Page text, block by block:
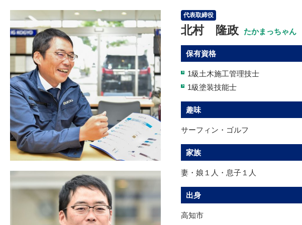
代表取締役
北村 隆政 たかまっちゃん
保有資格
1級土木施工管理技士
1級塗装技能士
趣味
サーフィン・ゴルフ
家族
妻・娘１人・息子１人
出身
高知市